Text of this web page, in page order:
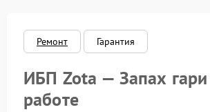
Ремонт Гарантия
ИБП Zota — Запах
работе